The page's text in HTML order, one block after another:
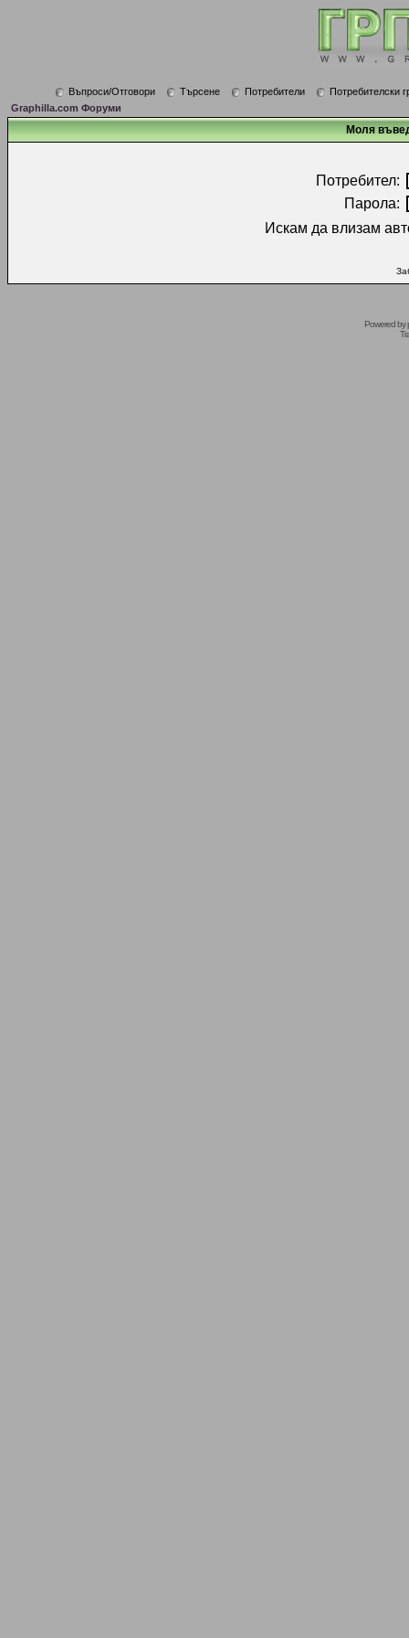
Въпроси/Отговори Търсене Потребители
Потребителски
Graphilla.com Форуми
Моля
Потребител:
Парола:
Искам да влизам
Powered by